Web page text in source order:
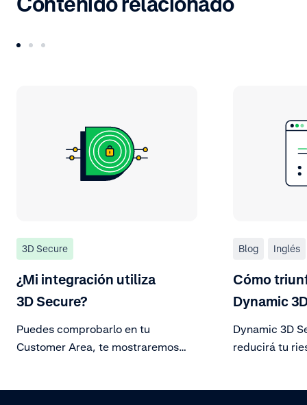
3D Secure
¿Mi integración utiliza
3D Secure?
Puedes comprobarlo en tu
Customer Area, te mostraremos
Blog Inglés
Cómo
Dynamic
Dynamic 3D
reducirá tu